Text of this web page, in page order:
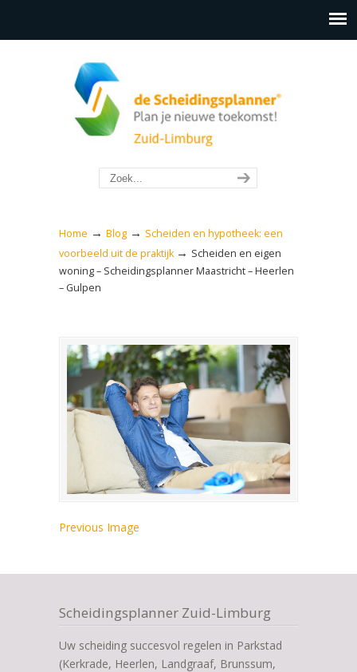
Home → Blog → Scheiden en hypotheek: een
voorbeeld uit de praktijk → Scheiden en eigen
woning – Scheidingsplanner Maastricht – Heerlen
– Gulpen
Previous Image
Scheidingsplanner Zuid-Limburg
Uw scheiding succesvol regelen in Parkstad
(Kerkrade, Heerlen, Landgraaf, Brunssum,